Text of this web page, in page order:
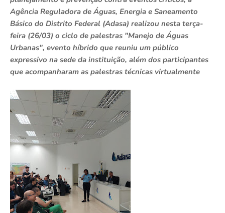
Agência Reguladora de Águas, Energia e Saneamento
Básico do Distrito Federal (Adasa) realizou nesta terça-
feira (26/03) o ciclo de palestras "Manejo de Águas
Urbanas", evento híbrido que reuniu um público
expressivo na sede da instituição, além dos participantes
que acompanharam as palestras técnicas virtualmente